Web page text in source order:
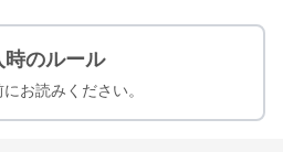
時のルール
お読みください。